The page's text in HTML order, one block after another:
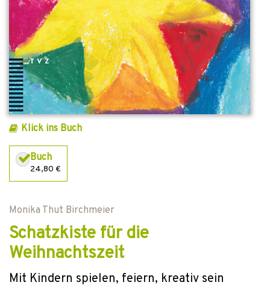
Klick ins Buch
Buch
24,80 €
Monika Thut Birchmeier
Schatzkiste für die
Weihnachtszeit
Mit Kindern spielen, feiern, kreativ sein